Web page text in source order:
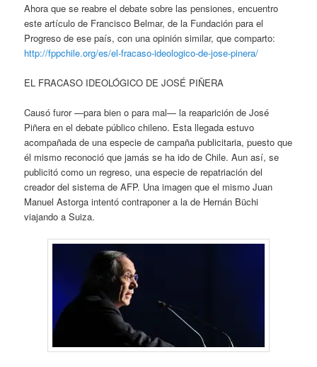
Ahora que se reabre el debate sobre las pensiones, encuentro
este artículo de Francisco Belmar, de la Fundación para el
Progreso de ese país, con una opinión similar, que comparto:
http://fppchile.org/es/el-fracaso-ideologico-de-jose-pinera/
EL FRACASO IDEOLÓGICO DE JOSÉ PIÑERA
Causó furor —para bien o para mal— la reaparición de José
Piñera en el debate público chileno. Esta llegada estuvo
acompañada de una especie de campaña publicitaria, puesto que
él mismo reconoció que jamás se ha ido de Chile. Aun así, se
publicitó como un regreso, una especie de repatriación del
creador del sistema de AFP. Una imagen que el mismo Juan
Manuel Astorga intentó contraponer a la de Hernán Büchi
viajando a Suiza.